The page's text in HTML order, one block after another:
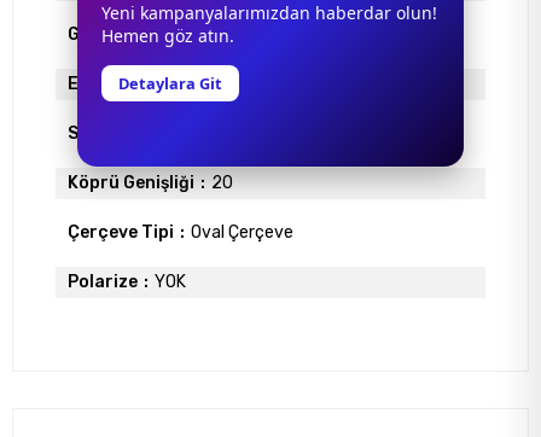
Gövde Rengi BAL HAVANA
Ekartman 55
Sap Uzunlugu
Köprü Genişliği 20
Çerçeve Tipi Oval Çerçeve
Polarize YOK
Yeni kampanyalarımızdan haberdar olun!
Hemen göz atın.
Detaylara Git